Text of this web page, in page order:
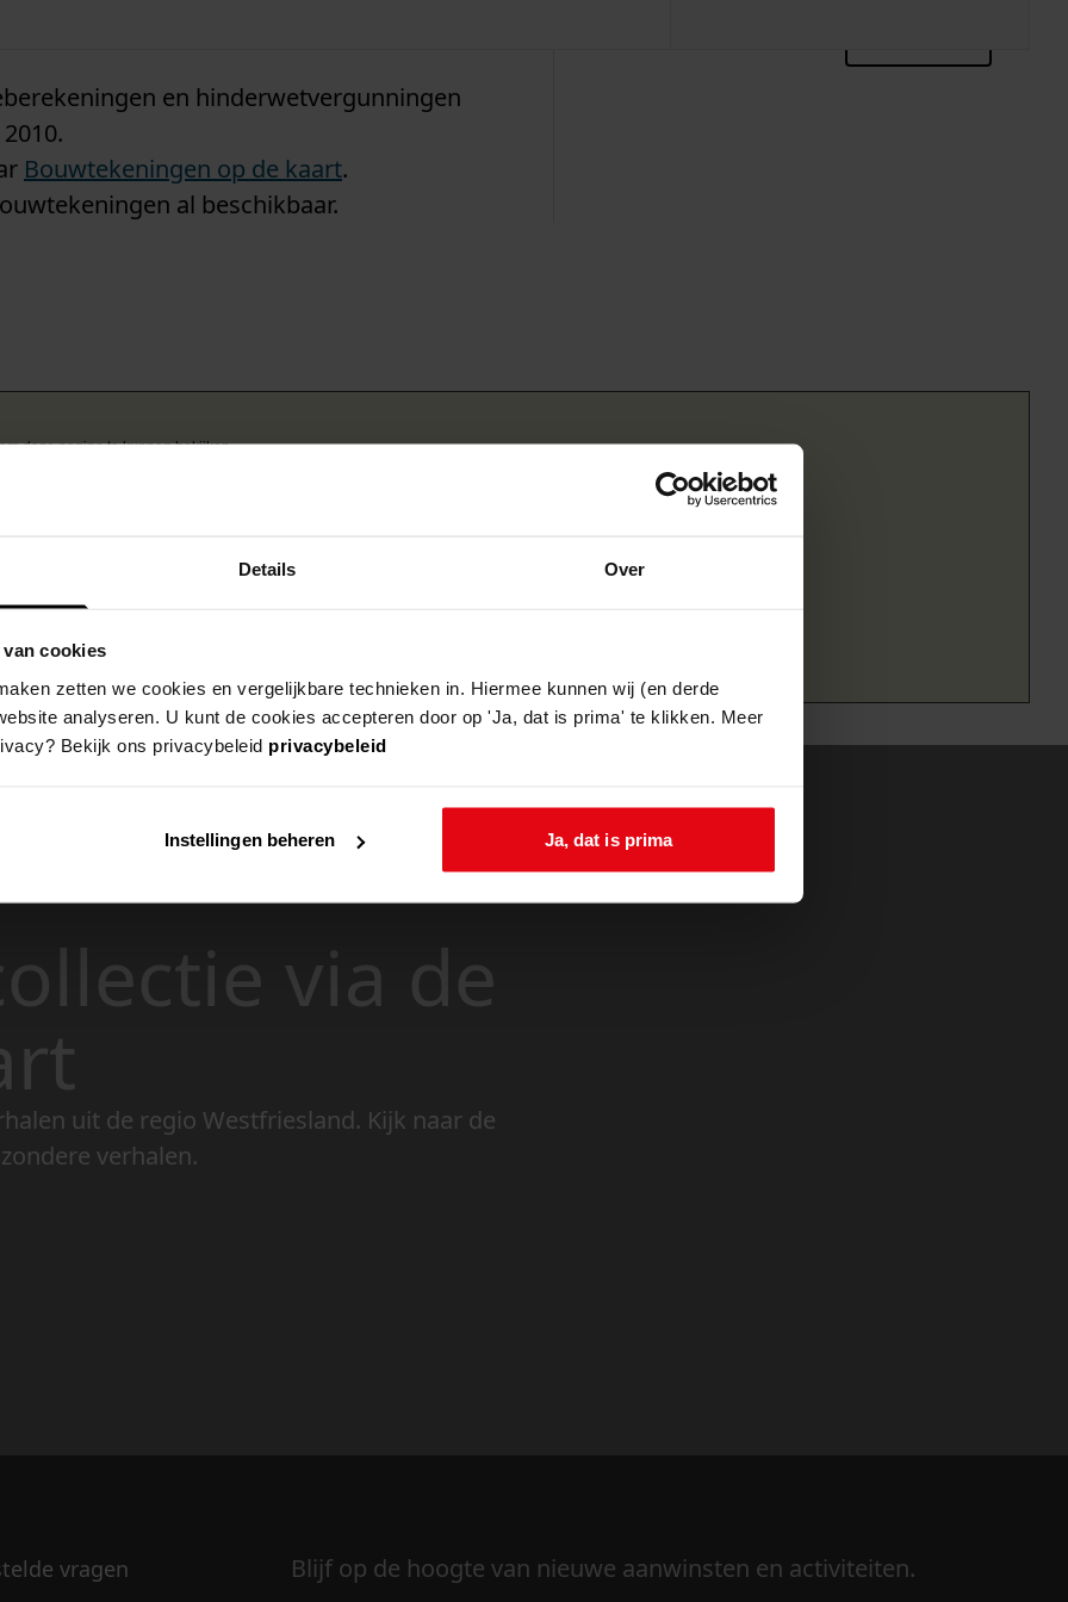
Details Over
cookies
zetten we cookies en vergelijkbare technieken in. Hiermee kunnen wij (en derde
analyseren. U kunt de cookies accepteren door op 'Ja, dat is prima' te klikken. Meer
Bekijk ons privacybeleid privacybeleid
Instellingen beheren Ja, dat is prima
en hinderwetvergunningen
Bouwtekeningen op de kaart.
al beschikbaar.
deze pagina te kunnen bekijken.
via de
uit de regio Westfriesland. Kijk naar de
verhalen.
vragen Blijf op de hoogte van nieuwe aanwinsten en activiteiten.